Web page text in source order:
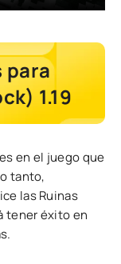
para
1.19
en el juego que
tanto,
las Ruinas
tener éxito en